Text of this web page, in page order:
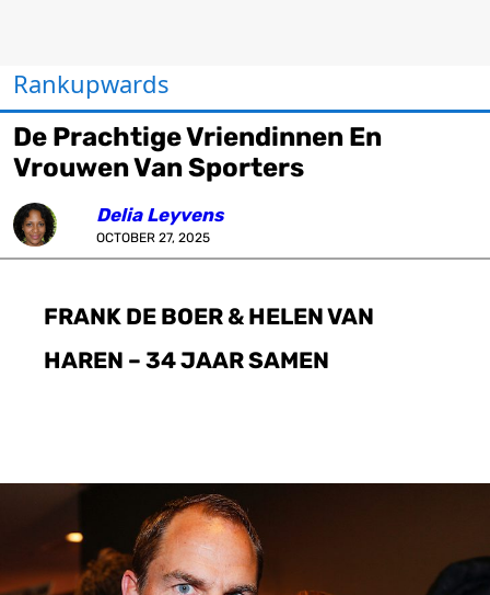
Rankupwards
De Prachtige Vriendinnen En
Vrouwen Van Sporters
Delia Leyvens
OCTOBER 27, 2025
FRANK DE BOER & HELEN VAN
HAREN – 34 JAAR SAMEN